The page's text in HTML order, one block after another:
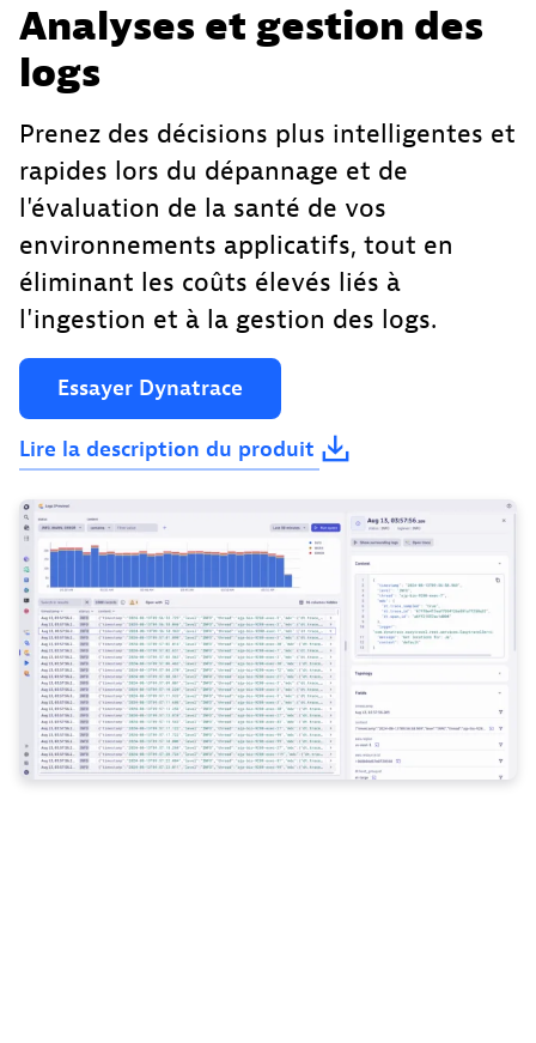
Analyses et gestion des
logs
Prenez des décisions plus intelligentes et
rapides lors du dépannage et de
l'évaluation de la santé de vos
environnements applicatifs, tout en
éliminant les coûts élevés liés à
l'ingestion et à la gestion des logs.
Essayer Dynatrace
Lire la description du produit